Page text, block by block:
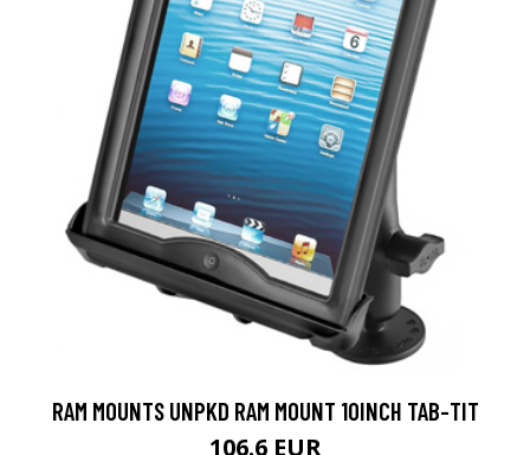
RAM MOUNTS UNPKD RAM MOUNT 10INCH TAB-TIT
106.6 EUR